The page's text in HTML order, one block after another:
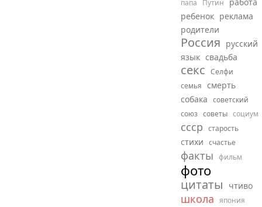
папа Путин
ребенок реклама
родители
Россия русский
язык свадьба
секс Селфи
семья смерть
собака советский
союз советы социум
ссср старость
стихи счастье
факты фильм
фото
цитаты чтиво
школа япония